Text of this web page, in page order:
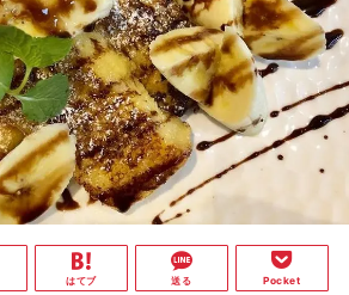
はてブ 送る Pocket